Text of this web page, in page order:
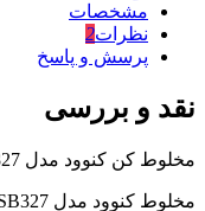
مشخصات
نظرات2
پرسش و پاسخ
نقد و بررسی
مخلوط کن کنوود مدل SB327